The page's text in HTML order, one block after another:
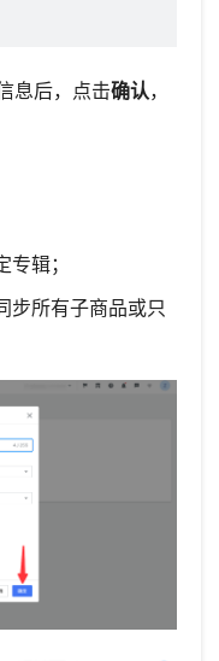
息后，点击确认，
辑；
步所有子商品或只